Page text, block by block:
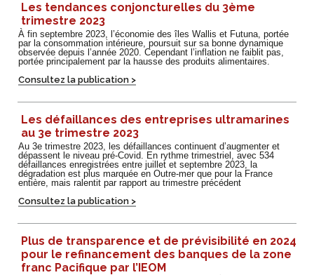
Les tendances conjoncturelles du 3ème
trimestre 2023
À fin septembre 2023, l’économie des îles Wallis et Futuna, portée
par la consommation intérieure, poursuit sur sa bonne dynamique
observée depuis l’année 2020. Cependant l’inflation ne faiblit pas,
portée principalement par la hausse des produits alimentaires.
Consultez la publication >
Les défaillances des entreprises ultramarines
au 3e trimestre 2023
Au 3e trimestre 2023, les défaillances continuent d’augmenter et
dépassent le niveau pré-Covid. En rythme trimestriel, avec 534
défaillances enregistrées entre juillet et septembre 2023, la
dégradation est plus marquée en Outre-mer que pour la France
entière, mais ralentit par rapport au trimestre précédent
Consultez la publication >
Plus de transparence et de prévisibilité en 2024
pour le refinancement des banques de la zone
franc Pacifique par l’IEOM